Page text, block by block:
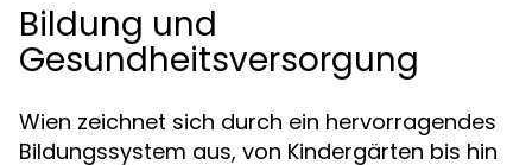
Bildung und
Gesundheitsversorgung
Wien zeichnet sich durch ein hervorragendes
Bildungssystem aus, von Kindergärten bis hin